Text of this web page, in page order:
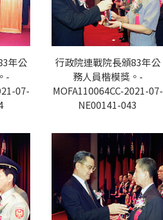
年公
-
07-
行政院連戰院長頒83年公
務人員楷模獎。-
MOFA110064CC-2021-07-
NE00141-043